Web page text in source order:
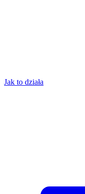
Jak to działa